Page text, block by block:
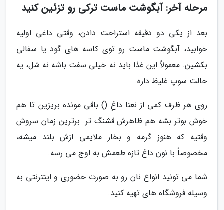
مرحله آخر: آبگوشت ماست ترکی رو تزئین کنید
بعد از یکی دو دقیقه استراحت دادن، وقتی داغی اولیه
خوابید، آبگوشت ماست رو توی کاسه های گود یا سفالی
بکشین. معمولاً این غذا باید نه خیلی سفت باشه نه شل، یه
حالت سوپ غلیظ داره.
روی هر ظرف کمی از نعنا داغِ () باقی مونده بریزین تا هم
خوش بوتر بشه هم ظاهرش قشنگ تر. برترین زمان سروش
وقتیه که هنوز گرمه و بخار ملایمی ازش بلند میشه،
مخصوصاً با نون داغ تازه طعمش به اوج می رسه.
شما می تونید انواع نان رو به صورت حضوری و اینترنتی به
وسیله فروشگاه های تهیه کنید.